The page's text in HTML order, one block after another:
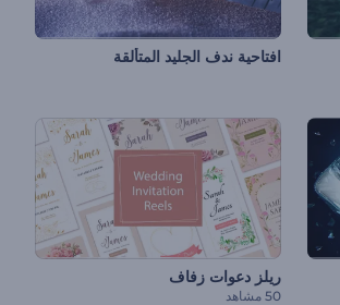
افتاحية ندف الجليد المتألقة
ريلز دعوات زفاف
50 مشاهد